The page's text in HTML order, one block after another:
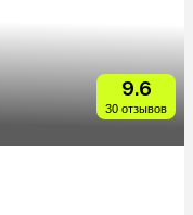
9.6
30 отзывов